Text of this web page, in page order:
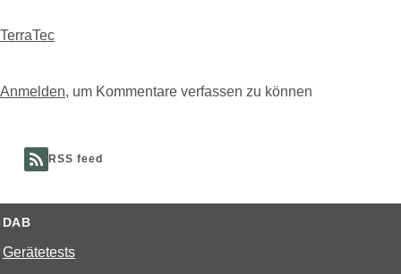
TerraTec
Anmelden, um Kommentare verfassen zu können
RSS feed
DAB
Gerätetests